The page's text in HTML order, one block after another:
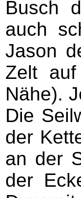
Busch
auch
Jason
Zelt
Nähe).
Die
der
an der
der